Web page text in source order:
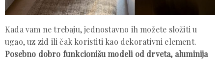
Kada vam ne trebaju, jednostavno ih možete složiti u
ugao, uz zid ili čak koristiti kao dekorativni element.
Posebno dobro funkcionišu modeli od drveta, aluminija